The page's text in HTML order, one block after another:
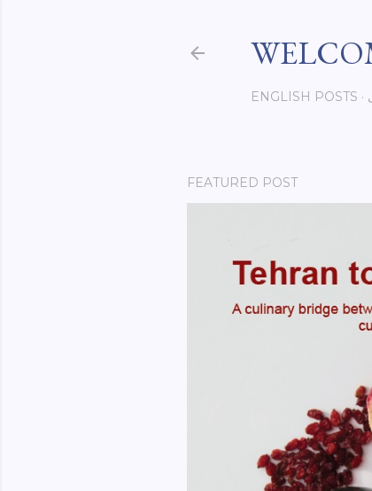
ENGLISH POSTS
FEATURED POST